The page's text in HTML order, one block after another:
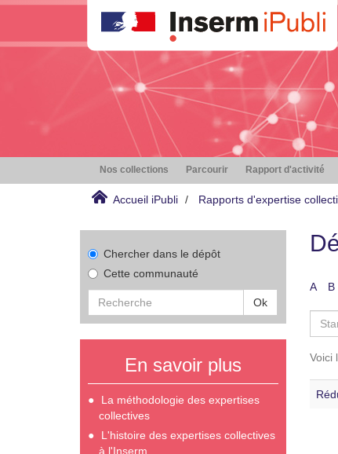
Nos collections Parcourir Rapport d'activité
Accueil iPubli Rapports d'expertise
Chercher dans le dépôt
Cette communauté
Ok
En savoir plus
La méthodologie des expertises
collectives
L'histoire des expertises collectives
à l'Inserm
A B
Voici